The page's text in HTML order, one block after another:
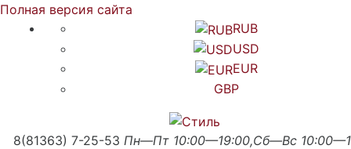
Полная версия сайта
RUB
USD
EUR
GBP
8(81363) 7-25-53 Пн—Пт 10:00—19:00,Сб—Вс